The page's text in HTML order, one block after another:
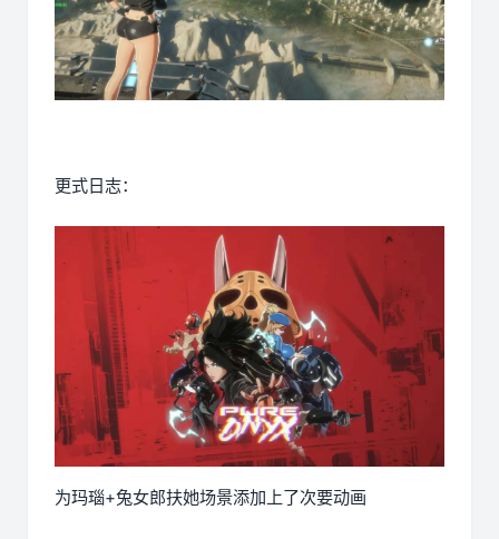
更式日志：
为玛瑙+兔女郎扶她场景添加上了次要动画